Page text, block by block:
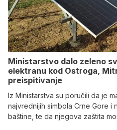
Ministarstvo dalo zeleno
elektranu kod Ostroga,
preispitivanje
Iz Ministarstva su poručili da je
najvrednijih simbola Crne Gore i
baštine, te da njegova zaštita